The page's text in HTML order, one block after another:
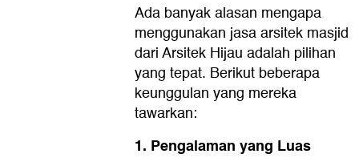
Ada banyak alasan mengapa
menggunakan jasa arsitek masjid
dari Arsitek Hijau adalah pilihan
yang tepat. Berikut beberapa
keunggulan yang mereka
tawarkan:
1. Pengalaman yang Luas